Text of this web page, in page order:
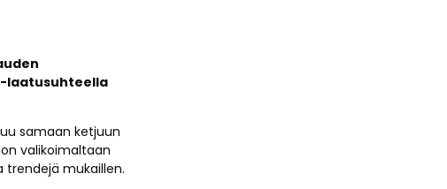
laatusuhteella
samaan ketjuun
valikoimaltaan
mukaillen.